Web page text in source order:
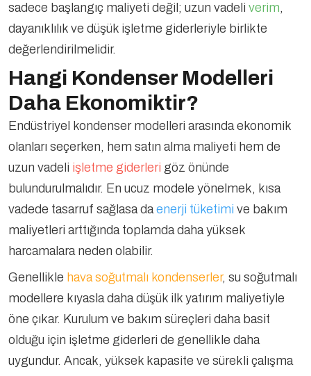
sadece başlangıç maliyeti değil; uzun vadeli verim,
dayanıklılık ve düşük işletme giderleriyle birlikte
değerlendirilmelidir.
Hangi Kondenser Modelleri
Daha Ekonomiktir?
Endüstriyel kondenser modelleri arasında ekonomik
olanları seçerken, hem satın alma maliyeti hem de
uzun vadeli işletme giderleri göz önünde
bulundurulmalıdır. En ucuz modele yönelmek, kısa
vadede tasarruf sağlasa daenerji tüketimi ve bakım
maliyetleri arttığında toplamda daha yüksek
harcamalara neden olabilir.
Genellikle hava soğutmalı kondenserler, su soğutmalı
modellere kıyasla daha düşük ilk yatırım maliyetiyle
öne çıkar. Kurulum ve bakım süreçleri daha basit
olduğu için işletme giderleri de genellikle daha
uygundur. Ancak, yüksek kapasite ve sürekli çalışma